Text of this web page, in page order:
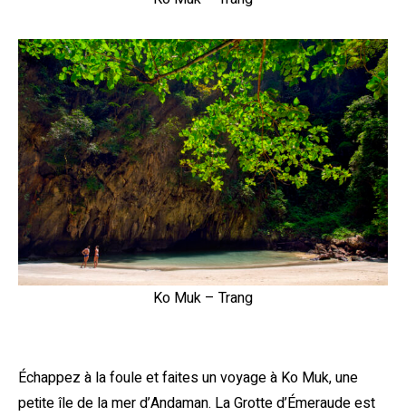
Ko Muk – Trang
Échappez à la foule et faites un voyage à Ko Muk, une
petite île de la mer d’Andaman. La Grotte d’Émeraude est